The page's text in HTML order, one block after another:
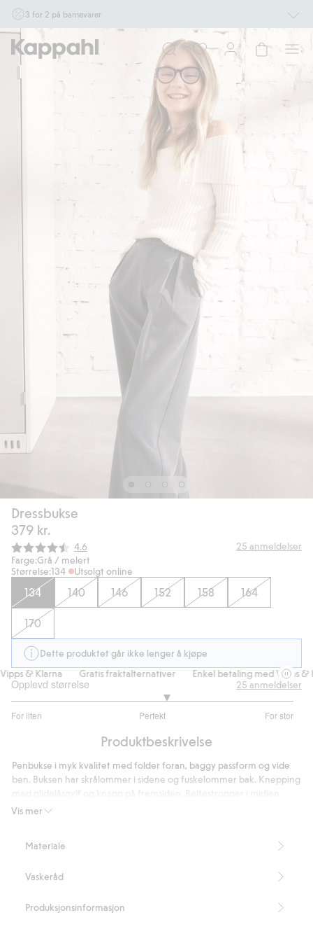
3 for 2 på barnevarer
Ikke Newbie. Gjelder når du handler 2 eller flere varer som inngår i tilbudet tom.
17/8 i butikk & online for deg som er eller blir medlem. Kan ikke kombineres med
andre tilbud eller rabatter.
Handle nå
Dressbukse
379 kr.
Gjennomsnittskarakter:
4.6 25 anmeldelser
Farge:Grå / melert
Størrelse:134 Utsolgt online
134 140 146 152 158 164
170
Dette produktet går ikke lenger å kjøpe
& Klarna
Gratis fraktalternativer Enkel betaling med Vipps &
Opplevd størrelse
For liten Perfekt For stor
av
20
stemmer
25 anmeldelser
Produktbeskrivelse
Vis mer
Penbukse i myk kvalitet med folder foran, baggy passform og vide
ben. Buksen har skrålommer i sidene og fuskelommer bak. Knepping
Inneholder 75 % resirkulert polyester.
Materiale
Vaskeråd
Produksjonsinformasjon